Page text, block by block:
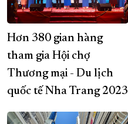
Hơn 380 gian hàng
tham gia Hội chợ
Thương mại - Du lịch
quốc tế Nha Trang 2023